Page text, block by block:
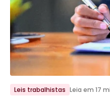
Ir para o post
Leis trabalhistas Leia em 17